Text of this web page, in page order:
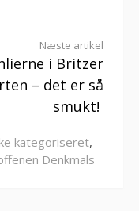
Næste artikel
i Britzer
– det er så
smukt!
kategoriseret,
Denkmals